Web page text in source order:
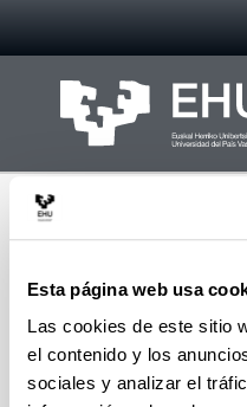
Esta página web usa
Las cookies de este sitio
el contenido y los
sociales y analizar el
Catálisis
Métodos y